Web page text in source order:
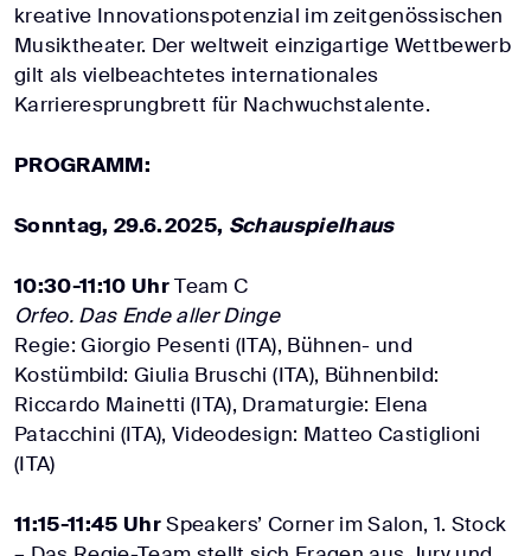
kreative Innovationspotenzial im zeitgenössischen
Musiktheater. Der weltweit einzigartige Wettbewerb
gilt als vielbeachtetes internationales
Karrieresprungbrett für Nachwuchstalente.
PROGRAMM:
Sonntag, 29.6.2025, Schauspielhaus
10:30-11:10 UhrTeam C
Orfeo. Das Ende aller Dinge
Regie: Giorgio Pesenti (ITA), Bühnen- und
Kostümbild: Giulia Bruschi (ITA), Bühnenbild:
Riccardo Mainetti (ITA), Dramaturgie: Elena
Patacchini (ITA), Videodesign: Matteo Castiglioni
(ITA)
11:15-11:45 UhrSpeakers’ Corner im Salon, 1. Stock